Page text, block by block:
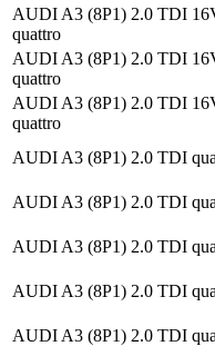
AUDI A3 (8P1) 2.0 TDI
quattro
AUDI A3 (8P1) 2.0 TDI
quattro
AUDI A3 (8P1) 2.0 TDI
quattro
AUDI A3 (8P1) 2.0 TDI
AUDI A3 (8P1) 2.0 TDI
AUDI A3 (8P1) 2.0 TDI
AUDI A3 (8P1) 2.0 TDI
AUDI A3 (8P1) 2.0 TDI